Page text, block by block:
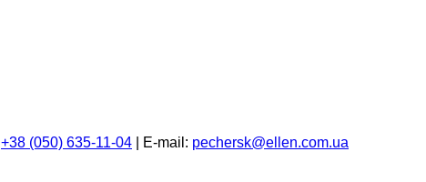
+38 (050) 635-11-04 | E-mail: pechersk@ellen.com.ua